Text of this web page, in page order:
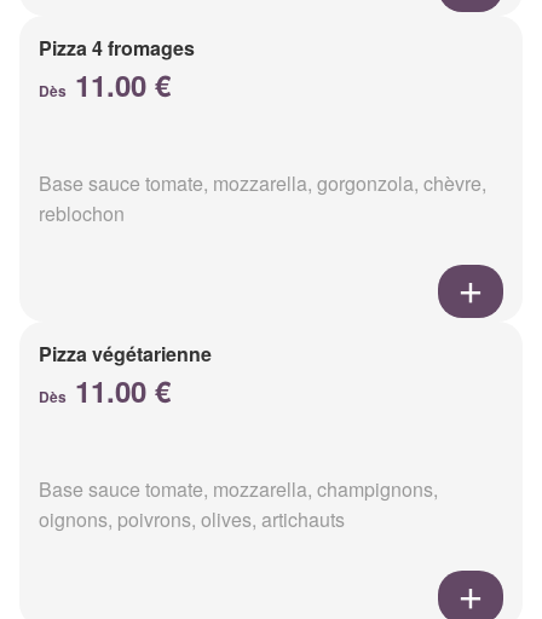
Pizza 4 fromages
Dès 11.00 €
Base sauce tomate, mozzarella, gorgonzola, chèvre,
reblochon
Pizza végétarienne
Dès 11.00 €
Base sauce tomate, mozzarella, champignons,
oignons, poivrons, olives, artichauts